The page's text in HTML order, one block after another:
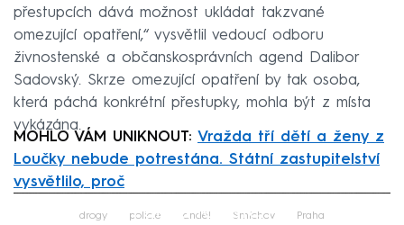
přestupcích dává možnost ukládat takzvané
omezující opatření,“ vysvětlil vedoucí odboru
živnostenské a občanskosprávních agend Dalibor
Sadovský. Skrze omezující opatření by tak osoba,
která páchá konkrétní přestupky, mohla být z místa
vykázána.
MOHLO VÁM UNIKNOUT: Vražda tří dětí a ženy z
Loučky nebude potrestána. Státní zastupitelství
vysvětlilo, proč
Failed to fetch
drogy policie anděl Smíchov Praha